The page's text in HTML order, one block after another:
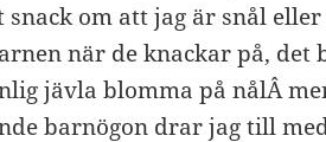
om att jag är snål eller
när de knackar på, det
jävla blomma på nålÂ
barnögon drar jag till